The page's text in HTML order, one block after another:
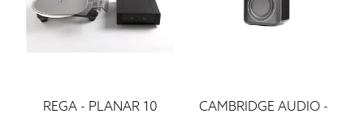
REGA- PLANAR 10
CAMBRIDGE AUDIO -